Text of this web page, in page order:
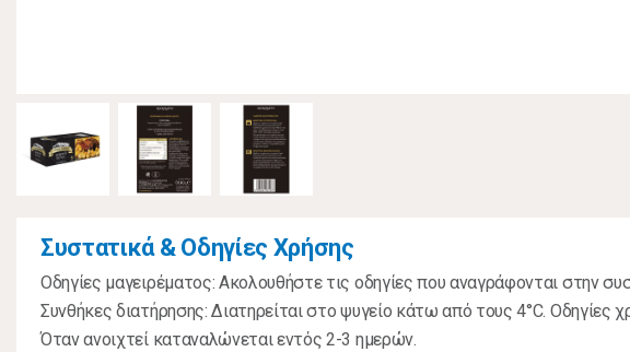
Συστατικά & Οδηγίες Χρήσης
Οδηγίες μαγειρέματος: Ακολουθήστε τις οδηγίες που αναγράφονται στην
Συνθήκες διατήρησης: Διατηρείται στο ψυγείο κάτω από τους 4°C. Οδηγίες
Όταν ανοιχτεί καταναλώνεται εντός 2-3 ημερών.